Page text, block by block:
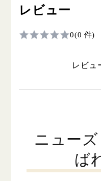
レビュー
0(0 件)
レビュ
ニュー
ば